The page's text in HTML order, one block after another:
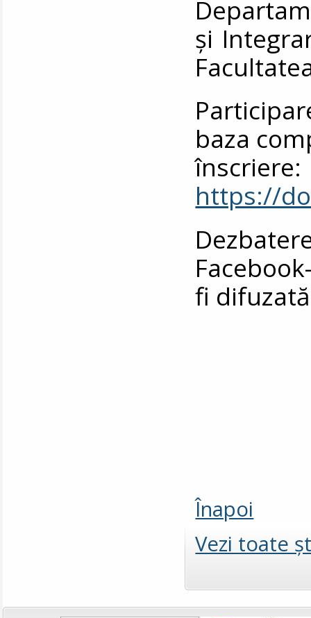
și
baza
înscriere:
https://
fi
Înapoi
Vezi toate